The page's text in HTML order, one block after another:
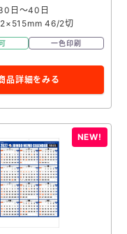
日～40日
46/2切
一色印刷
品詳細をみる